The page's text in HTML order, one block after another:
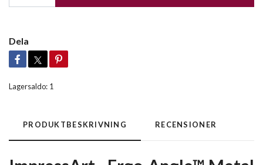
Dela
Lagersaldo: 1
PRODUKTBESKRIVNING RECENSIONER